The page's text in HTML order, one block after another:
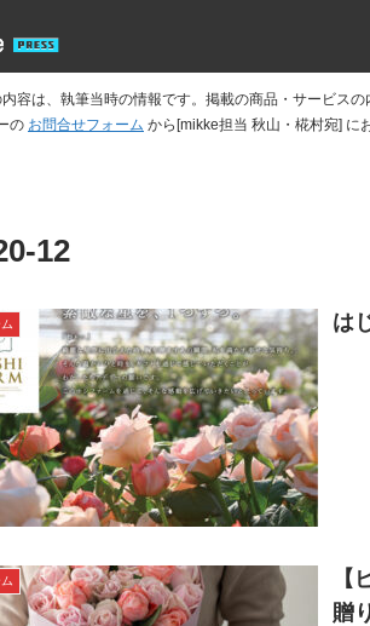
容は、執筆当時の情報です。掲載の商品・サービス
の お問合せフォーム から[mikke担当 秋山・椛村宛] に
12
は
贈